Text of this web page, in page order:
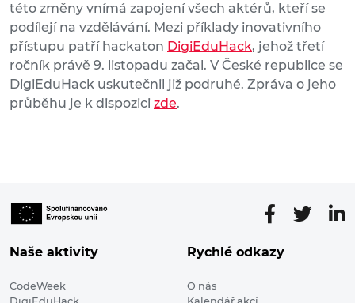
této změny vnímá zapojení všech aktérů, kteří se
podílejí na vzdělávání. Mezi příklady inovativního
přístupu patří hackaton DigiEduHack, jehož třetí
ročník právě 9. listopadu začal. V České republice se
DigiEduHack uskutečnil již podruhé. Zpráva o jeho
průběhu je k dispozici zde.
Naše aktivity
CodeWeek
Rychlé odkazy
O nás